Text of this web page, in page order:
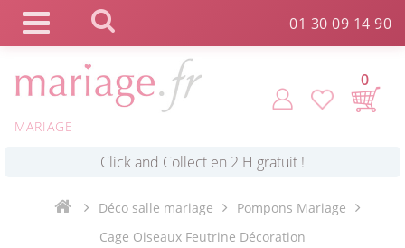
01 30 09 14 90
MARIAGE
0
Commande expédiée en 24h ! *
Déco salle mariage
Pompons Mariage
Cage Oiseaux Feutrine Décoration
Panneau de gestion des cookies